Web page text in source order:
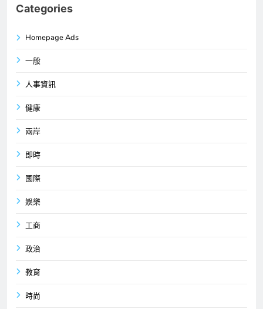
Categories
Homepage Ads
一般
人事資訊
健康
兩岸
即時
國際
娛樂
工商
政治
教育
時尚